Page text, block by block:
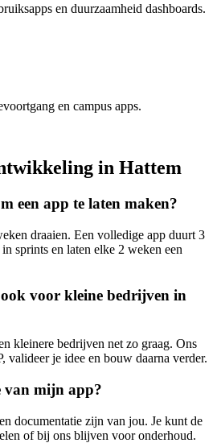
en duurzaamheid dashboards.
en campus apps.
in Hattem
een app te laten maken?
draaien. Een volledige app duurt 3
sprints en laten elke 2 weken een
voor kleine bedrijven in
kleinere bedrijven net zo graag. Ons
valideer je idee en bouw daarna verder.
mijn app?
documentatie zijn van jou. Je kunt de
of bij ons blijven voor onderhoud.